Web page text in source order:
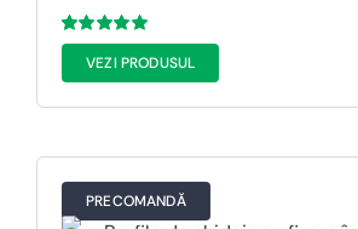
Evaluat
5.00din 5
pe baza a
5
VEZI PRODUSUL
PRECOMANDĂ